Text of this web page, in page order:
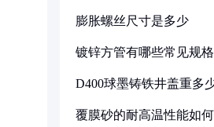
膨胀螺丝尺寸是多少
镀锌方管有哪些常见规
D400球墨铸铁井盖重多
覆膜砂的耐高温性能如何